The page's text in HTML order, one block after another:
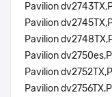
Pavilion
Pavilion
Pavilion
Pavilion
Pavilion
Pavilion